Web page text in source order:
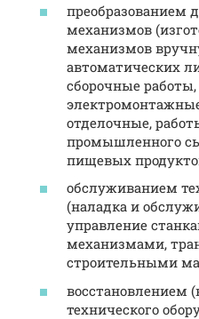
преобразованием
механизмов
механизмов
автоматических
сборочные
отделочные,
промышленного
пищевых
обслуживанием
(наладка и
управление
механизмами,
строительными
восстановлением
технического